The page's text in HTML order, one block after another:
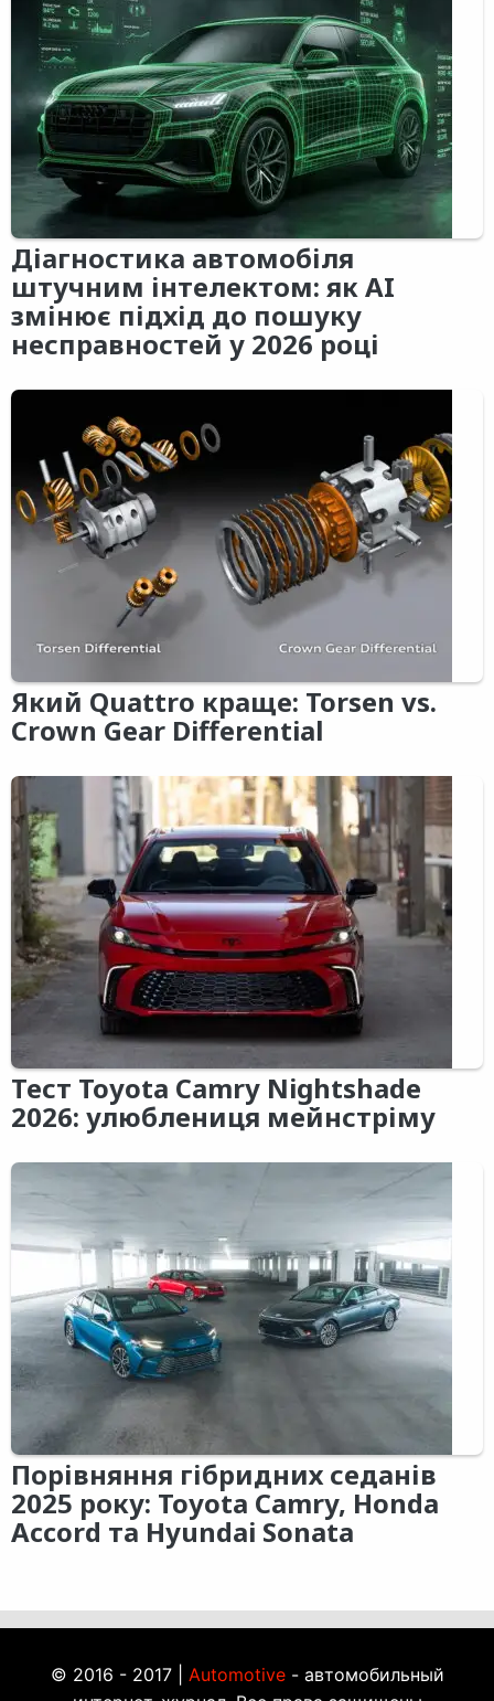
Діагностика автомобіля
штучним інтелектом: як AI
змінює підхід до пошуку
несправностей у 2026 році
Який Quattro краще: Torsen vs.
Crown Gear Differential
Тест Toyota Camry Nightshade
2026: улюблениця мейнстріму
Порівняння гібридних седанів
2025 року: Toyota Camry, Honda
Accord та Hyundai Sonata
© 2016 - 2017 | Automotive- автомобильный